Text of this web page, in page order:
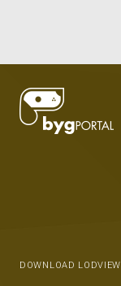
DOWNLOAD